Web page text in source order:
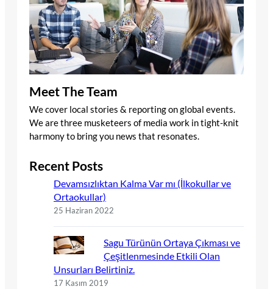
Meet The Team
We cover local stories & reporting on global events.
We are three musketeers of media work in tight-knit
harmony to bring you news that resonates.
Recent Posts
Devamsızlıktan Kalma Var mı (İlkokullar ve
Ortaokullar)
25 Haziran 2022
Sagu Türünün Ortaya Çıkması ve
Çeşitlenmesinde Etkili Olan
Unsurları Belirtiniz.
17 Kasım 2019